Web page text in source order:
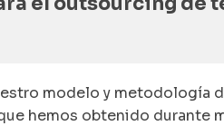
modelo y metodología
hemos obtenido durante